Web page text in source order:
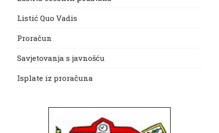
Listić Quo Vadis
Proračun
Savjetovanja s javnošću
Isplate iz proračuna